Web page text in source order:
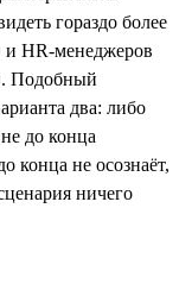
гораздо более
и HR-менеджеров
Подобный
два: либо
до конца
конца не осознаёт,
ничего